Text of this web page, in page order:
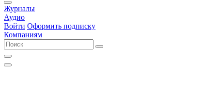
Журналы
Аудио
Войти Оформить подписку
Компаниям